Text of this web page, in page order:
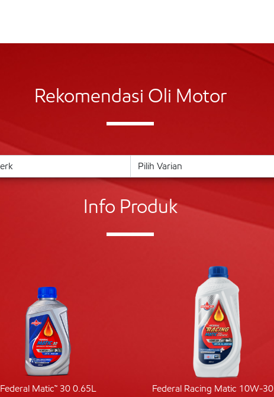
Rekomendasi Oli Motor
Info Produk
Federal Matic™ 30 0.65L Federal Racing Matic 10W-30